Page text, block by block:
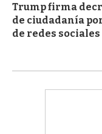
Trump firma
de ciudadanía
de redes sociales